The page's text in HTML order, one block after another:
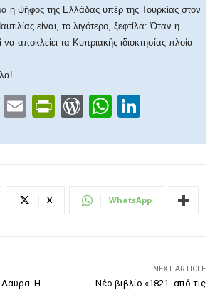
η ψήφος της Ελλάδας υπέρ της Τουρκίας στον
είναι, το λιγότερο, ξεφτίλα: Όταν η
να αποκλείει τα Κυπριακής ιδιοκτησίας πλοία
T
E
ail
Pr
tF
W
d
e
W
at
A
k
dI
X WhatsApp
Λαύρα. Η
NEXT ARTICLE
Νέο βιβλίο «1821- από τις